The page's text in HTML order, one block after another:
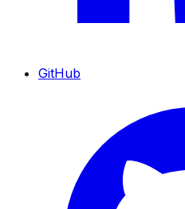
GitHub